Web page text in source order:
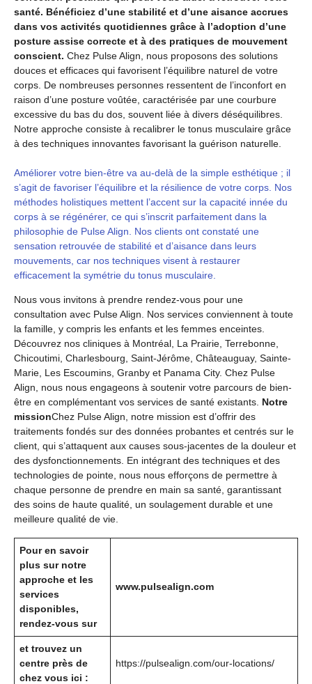
santé. Bénéficiez d’une stabilité et d’une aisance accrues
dans vos activités quotidiennes grâce à l’adoption d’une
posture assise correcte et à des pratiques de mouvement
conscient. Chez Pulse Align, nous proposons des solutions
douces et efficaces qui favorisent l’équilibre naturel de votre
corps. De nombreuses personnes ressentent de l’inconfort en
raison d’une posture voûtée, caractérisée par une courbure
excessive du bas du dos, souvent liée à divers déséquilibres.
Notre approche consiste à recalibrer le tonus musculaire grâce
à des techniques innovantes favorisant la guérison naturelle.
Améliorer votre bien-être va au-delà de la simple esthétique ; il
s’agit de favoriser l’équilibre et la résilience de votre corps. Nos
méthodes holistiques mettent l’accent sur la capacité innée du
corps à se régénérer, ce qui s’inscrit parfaitement dans la
philosophie de Pulse Align. Nos clients ont constaté une
sensation retrouvée de stabilité et d’aisance dans leurs
mouvements, car nos techniques visent à restaurer
efficacement la symétrie du tonus musculaire.
Nous vous invitons à prendre rendez-vous pour une
consultation avec Pulse Align. Nos services conviennent à toute
la famille, y compris les enfants et les femmes enceintes.
Découvrez nos cliniques à Montréal, La Prairie, Terrebonne,
Chicoutimi, Charlesbourg, Saint-Jérôme, Châteauguay, Sainte-
Marie, Les Escoumins, Granby et Panama City. Chez Pulse
Align, nous nous engageons à soutenir votre parcours de bien-
être en complémentant vos services de santé existants. Notre
missionChez Pulse Align, notre mission est d’offrir des
traitements fondés sur des données probantes et centrés sur le
client, qui s’attaquent aux causes sous-jacentes de la douleur et
des dysfonctionnements. En intégrant des techniques et des
technologies de pointe, nous nous efforçons de permettre à
chaque personne de prendre en main sa santé, garantissant
des soins de haute qualité, un soulagement durable et une
meilleure qualité de vie.
Pour en savoir
plus sur notre
approche et les
services
disponibles,
rendez-vous sur
www.pulsealign.com
et trouvez un
centre près de
chez vous ici :
https://pulsealign.com/our-locations/